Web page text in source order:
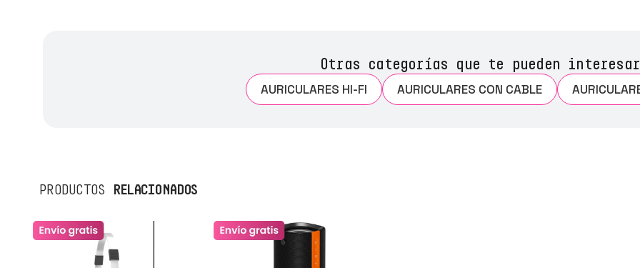
Otras categorías que te pueden interesar
AURICULARES HI-FI AURICULARES CON CABLE
PRODUCTOS RELACIONADOS